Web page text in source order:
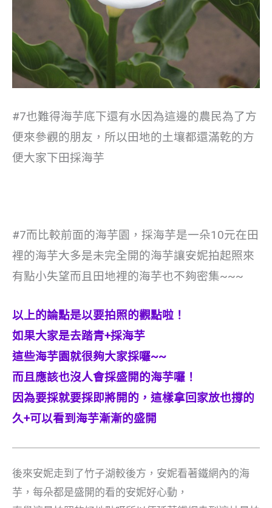
#7也難得海芋底下還有水因為這邊的農民為了方
便來參觀的朋友，所以田地的土壤都還滿乾的方
便大家下田採海芋
#7而比較前面的海芋園，採海芋是一朵10元在田
裡的海芋大多是未完全開的海芋讓安妮拍起照來
有點小失望而且田地裡的海芋也不夠密集~~~
以上的論點是以要拍照的觀點啦！
如果大家是去踏青+採海芋
這些海芋園就很夠大家採囉~~
而且應該也沒人會採盛開的海芋囉！
因為要採就要採即將開的，這樣拿回家放也撐的
久+可以看到海芋漸漸的盛開
後來安妮走到了竹子湖較後方，安妮看著鐵網內的海
芋，每朵都是盛開的看的安妮好心動，